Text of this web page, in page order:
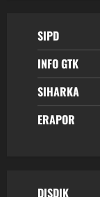
SIPD
INFO GTK
SIHARKA
ERAPOR
DISDIK